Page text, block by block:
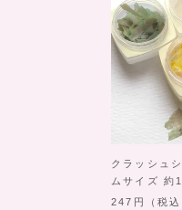
クラッシュ
ムサイズ 約
247
（税込